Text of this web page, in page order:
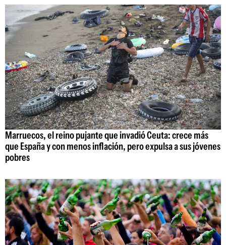
Marruecos, el reino pujante que invadió Ceuta: crece más
que España y con menos inflación, pero expulsa a sus jóvenes
pobres